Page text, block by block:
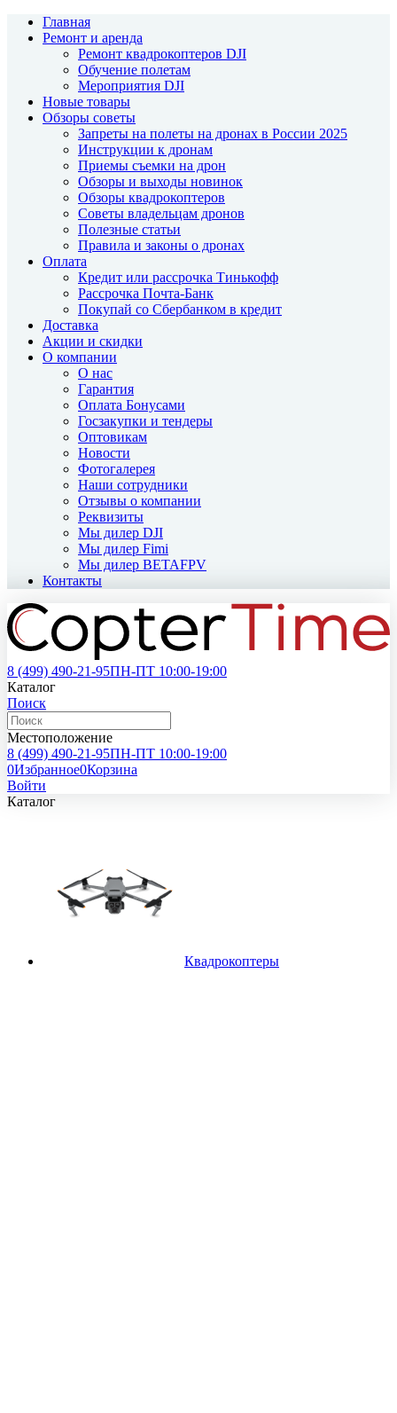
Главная
Ремонт и аренда
Ремонт квадрокоптеров DJI
Обучение полетам
Мероприятия DJI
Новые товары
Обзоры советы
Запреты на полеты на дронах в России 2025
Инструкции к дронам
Приемы съемки на дрон
Обзоры и выходы новинок
Обзоры квадрокоптеров
Советы владельцам дронов
Полезные статьи
Правила и законы о дронах
Оплата
Кредит или рассрочка Тинькофф
Рассрочка Почта-Банк
Покупай со Сбербанком в кредит
Доставка
Акции и скидки
О компании
О нас
Гарантия
Оплата Бонусами
Госзакупки и тендеры
Оптовикам
Новости
Фотогалерея
Наши сотрудники
Отзывы о компании
Реквизиты
Мы дилер DJI
Мы дилер Fimi
Мы дилер BETAFPV
Контакты
8 (499) 490-21-95ПН-ПТ 10:00-19:00
Каталог
Поиск
Местоположение
8 (499) 490-21-95ПН-ПТ 10:00-19:00
0Избранное0Корзина
Войти
Каталог
Квадрокоптеры